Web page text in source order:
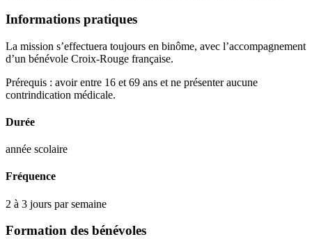
Informations pratiques
La mission s’effectuera toujours en binôme, avec l’accompagnement
d’un bénévole Croix-Rouge française.
Prérequis : avoir entre 16 et 69 ans et ne présenter aucune
contrindication médicale.
Durée
année scolaire
Fréquence
2 à 3 jours par semaine
Formation des bénévoles